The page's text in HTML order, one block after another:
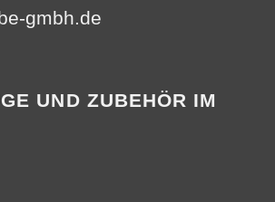
gmbh.de
UND ZUBEHÖR IM